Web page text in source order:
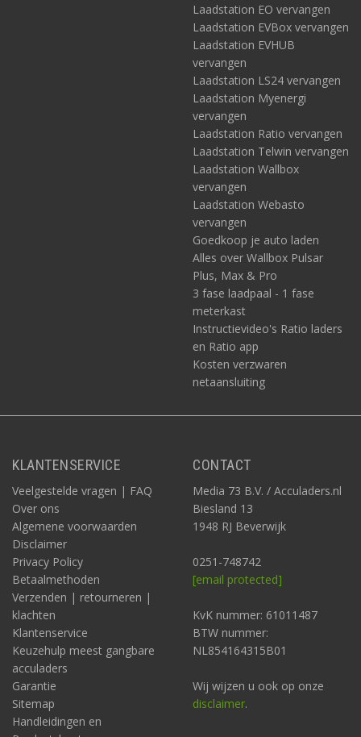
Laadstation EO vervangen
Laadstation EVBox vervangen
Laadstation EVHUB
vervangen
Laadstation LS24 vervangen
Laadstation Myenergi
vervangen
Laadstation Ratio vervangen
Laadstation Telwin vervangen
Laadstation Wallbox
vervangen
Laadstation Webasto
vervangen
Goedkoop je auto laden
Alles over Wallbox Pulsar
Plus, Max & Pro
3 fase laadpaal - 1 fase
meterkast
Instructievideo's Ratio laders
en Ratio app
Kosten verzwaren
netaansluiting
KLANTENSERVICE
Veelgestelde vragen | FAQ
Over ons
Algemene voorwaarden
Disclaimer
Privacy Policy
Betaalmethoden
Verzenden | retourneren |
klachten
Klantenservice
Keuzehulp meest gangbare
acculaders
Garantie
Sitemap
Handleidingen en
CONTACT
Media 73 B.V. / Acculaders.nl
Biesland 13
1948 RJ Beverwijk
0251-748742
[email protected]
KvK nummer: 61011487
BTW nummer:
NL854164315B01
Wij wijzen u ook op onze
disclaimer.